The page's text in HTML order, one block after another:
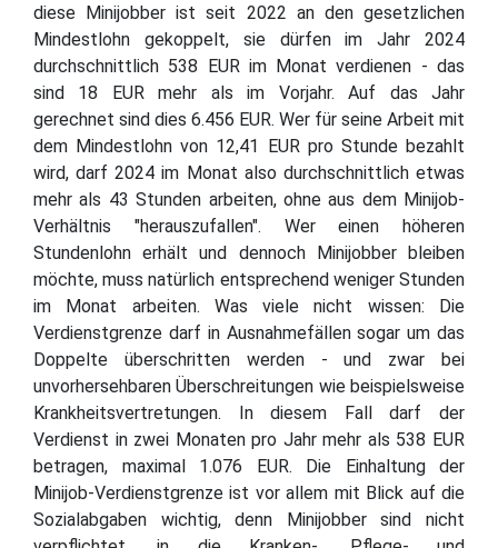
diese Minijobber ist seit 2022 an den gesetzlichen
Mindestlohn gekoppelt, sie dürfen im Jahr 2024
durchschnittlich 538 EUR im Monat verdienen - das
sind 18 EUR mehr als im Vorjahr. Auf das Jahr
gerechnet sind dies 6.456 EUR. Wer für seine Arbeit mit
dem Mindestlohn von 12,41 EUR pro Stunde bezahlt
wird, darf 2024 im Monat also durchschnittlich etwas
mehr als 43 Stunden arbeiten, ohne aus dem Minijob-
Verhältnis "herauszufallen". Wer einen höheren
Stundenlohn erhält und dennoch Minijobber bleiben
möchte, muss natürlich entsprechend weniger Stunden
im Monat arbeiten. Was viele nicht wissen: Die
Verdienstgrenze darf in Ausnahmefällen sogar um das
Doppelte überschritten werden - und zwar bei
unvorhersehbaren Überschreitungen wie beispielsweise
Krankheitsvertretungen. In diesem Fall darf der
Verdienst in zwei Monaten pro Jahr mehr als 538 EUR
betragen, maximal 1.076 EUR. Die Einhaltung der
Minijob-Verdienstgrenze ist vor allem mit Blick auf die
Sozialabgaben wichtig, denn Minijobber sind nicht